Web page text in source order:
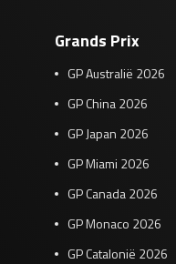
Grands Prix
GP Australië 2026
GP China 2026
GP Japan 2026
GP Miami 2026
GP Canada 2026
GP Monaco 2026
GP Catalonië 2026